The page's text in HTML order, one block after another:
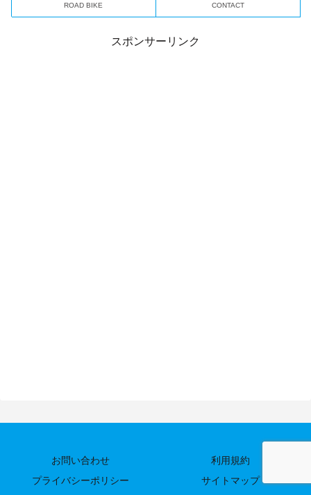
ROAD BIKE CONTACT
スポンサーリンク
お問い合わせ
利用規約
プライバシーポリシー
サイトマップ